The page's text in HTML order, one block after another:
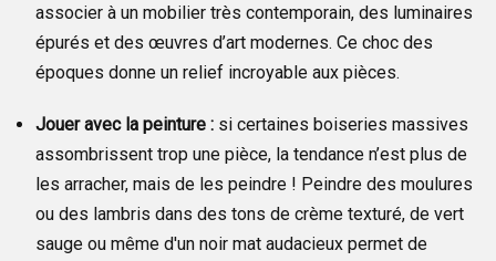
associer à un mobilier très contemporain, des luminaires
épurés et des œuvres d’art modernes. Ce choc des
époques donne un relief incroyable aux pièces.
Jouer avec la peinture : si certaines boiseries massives
assombrissent trop une pièce, la tendance n’est plus de
les arracher, mais de les peindre ! Peindre des moulures
ou des lambris dans des tons de crème texturé, de vert
sauge ou même d'un noir mat audacieux permet de